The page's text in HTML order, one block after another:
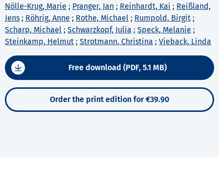
Nölle-Krug, Marie ; Pranger, Jan ; Reinhardt, Kai ; Reißland,
Jens ; Röhrig, Anne ; Rothe, Michael ; Rumpold, Birgit ;
Scharp, Michael ; Schwarzkopf, Julia ; Speck, Melanie ;
Steinkamp, Helmut ; Strotmann, Christina ; Vieback, Linda
Free download (PDF, 5.1 MB)
Order the print edition for €39.90